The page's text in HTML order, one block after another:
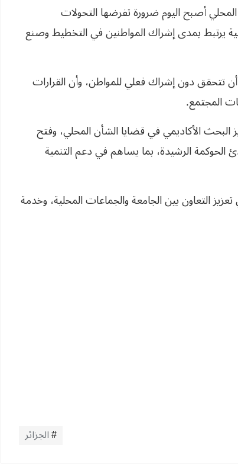
أصبح اليوم ضرورة تفرضها التحولات
يرتبط بمدى إشراك المواطنين في التخطيط وصنع
تتحقق دون إشراك فعلي للمواطن، وأن القرارات
المجتمع.
الأكاديمي في قضايا الشأن المحلي، وفتح
الرشيدة، بما يساهم في دعم التنمية
التعاون بين الجامعة والجماعات المحلية، وخدمة
الجزائر